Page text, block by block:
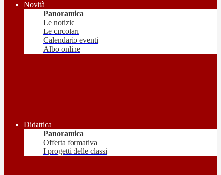
Novità
Panoramica
Le notizie
Le circolari
Calendario eventi
Albo online
Didattica
Panoramica
Offerta formativa
I progetti delle classi